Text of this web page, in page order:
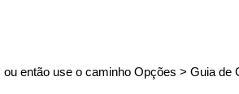
então use o caminho Opções > Guia